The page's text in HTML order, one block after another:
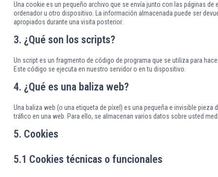
Una cookie es un pequeño archivo que se envía junto con las páginas
ordenador u otro dispositivo. La información almacenada puede ser
apropiados durante una visita posterior.
3. ¿Qué son los scripts?
Un script es un fragmento de código de programa que se utiliza para
Este código se ejecuta en nuestro servidor o en tu dispositivo.
4. ¿Qué es una baliza web?
Una baliza web (o una etiqueta de píxel) es una pequeña e invisible
tráfico en una web. Para ello, se almacenan varios datos sobre usted
5. Cookies
5.1 Cookies técnicas o funcionales